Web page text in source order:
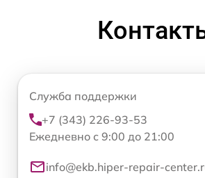
Служба поддержки
+7 (343) 226-93-53
Ежедневно с 9:00 до 21:00
info@ekb.hiper-repair-